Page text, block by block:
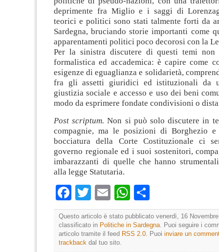
deprimente fra Miglio e i saggi di
teorici e politici sono stati talmente forti da
Sardegna, bruciando storie importanti come
apparentamenti politici poco decorosi con la
Per la sinistra discutere di questi temi non
formalistica ed accademica: è capire come
esigenze di eguaglianza e solidarietà,
fra gli assetti giuridici ed istituzionali da
giustizia sociale e accesso e uso dei beni
modo da esprimere fondate condivisioni o
Post scriptum. Non si può solo discutere in
compagnie, ma le posizioni di Borghezio
bocciatura della Corte Costituzionale ci
governo regionale ed i suoi sostenitori,
imbarazzanti di quelle che hanno
alla legge Statutaria.
Facebook
TwitterEmailWhatsApp
Questo articolo è stato pubblicato venerdì, 16
classificato in Politiche in Sardegna. Puoi seguire i
articolo tramite il feed RSS 2.0. Puoi inviare un
trackback dal tuo sito.